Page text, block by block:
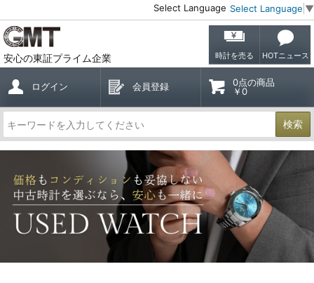
Select Language Select Language ▼
安心の東証プライム企業 時計を売る HOTニュース
ログイン 会員登録
0点の商品
￥0
検索